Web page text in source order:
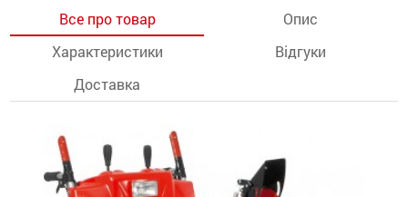
Все про товар
Опис
Характеристики
Відгуки
Доставка